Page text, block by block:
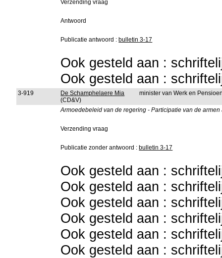
Verzending vraag
Antwoord
Publicatie antwoord : bulletin 3-17
Ook gesteld aan :
Ook gesteld aan :
3-919
De Schamphelaere Mia
(CD&V)
minister van Werk en
Armoedebeleid van de regering - Participatie van de
Verzending vraag
Publicatie zonder antwoord : bulletin 3-17
Ook gesteld aan :
Ook gesteld aan :
Ook gesteld aan :
Ook gesteld aan :
Ook gesteld aan :
Ook gesteld aan :